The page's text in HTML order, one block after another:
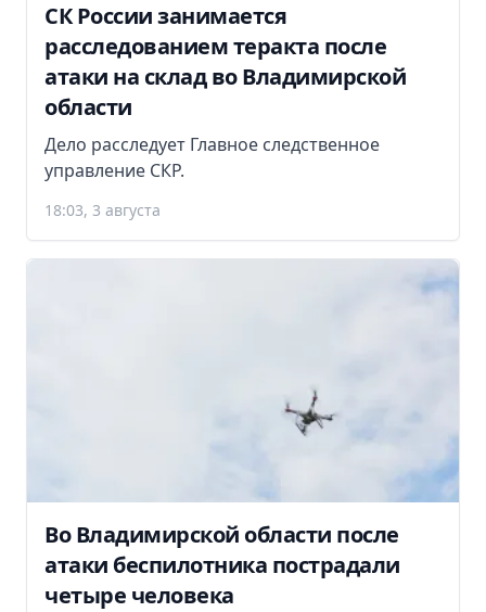
СК России занимается
расследованием теракта после
атаки на склад во Владимирской
области
Дело расследует Главное следственное
управление СКР.
18:03, 3 августа
Во Владимирской области после
атаки беспилотника пострадали
четыре человека